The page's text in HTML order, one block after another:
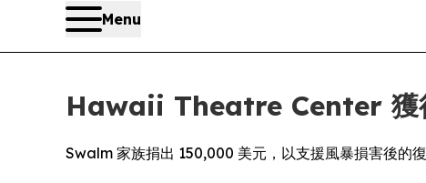
Menu
Hawaii Theatre Center 獲
Swalm 家族捐出 150,000 美元，以支援風暴損害後的